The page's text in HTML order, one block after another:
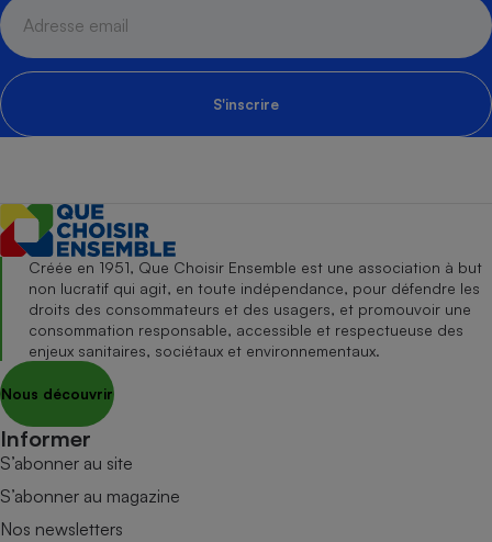
S'inscrire
Créée en 1951, Que Choisir Ensemble est une association à but
non lucratif qui agit, en toute indépendance, pour défendre les
droits des consommateurs et des usagers, et promouvoir une
consommation responsable, accessible et respectueuse des
enjeux sanitaires, sociétaux et environnementaux.
Nous découvrir
Informer
S’abonner au site
S’abonner au magazine
Nos newsletters